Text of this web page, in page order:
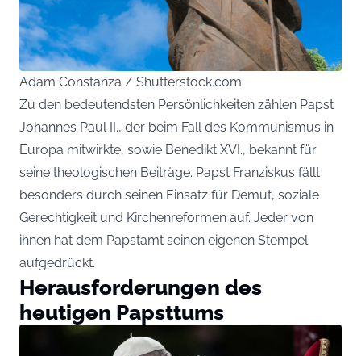
Adam Constanza / Shutterstock.com
Zu den bedeutendsten Persönlichkeiten zählen Papst
Johannes Paul II., der beim Fall des Kommunismus in
Europa mitwirkte, sowie Benedikt XVI., bekannt für
seine theologischen Beiträge. Papst Franziskus fällt
besonders durch seinen Einsatz für Demut, soziale
Gerechtigkeit und Kirchenreformen auf. Jeder von
ihnen hat dem Papstamt seinen eigenen Stempel
aufgedrückt.
Herausforderungen des
heutigen Papsttums